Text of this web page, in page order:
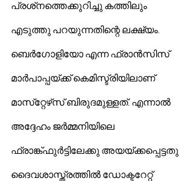
പ്രശ്‌നത്തെക്കുറിച്ചു കത്തിലും
എടുത്തു പറയുന്നതിന്റെ ലക്ഷ്യം.
ബെര്‍ഗോളിയോ എന്ന ഫ്രാന്‍സിസ്
മാര്‍പാപ്പയ്ക്ക് കെമിസ്ട്രിയിലാണ്
മാസ്‌റ്റേഴ്‌സ് ബിരുദമുള്ളത്. എന്നാല്‍
അദ്ദേഹം ജര്‍മ്മനിയിലെ
ഫ്രാങ്ക്ഫുര്‍ട്ടിലേക്കു അയയ്ക്കപ്പെട്ടതു
ദൈവശാസ്ത്രത്തില്‍ ഡോക്ടറേറ്റ്